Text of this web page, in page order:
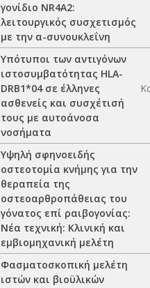
γονίδιο NR4A2:
λειτουργικός συσχετισμός
με την α-συνουκλεΐνη
Υπότυποι των αντιγόνων
ιστοσυμβατότητας HLA-
DRB1*04 σε έλληνες
ασθενείς και συσχέτισή
τους με αυτοάνοσα
νοσήματα
Υψηλή σφηνοειδής
οστεοτομία κνήμης για την
θεραπεία της
οστεοαρθροπάθειας του
γόνατος επί ραιβογονίας:
Νέα τεχνική: Κλινική και
εμβιομηχανική μελέτη
Φασματοσκοπική μελέτη
ιστών και βιοϋλικών